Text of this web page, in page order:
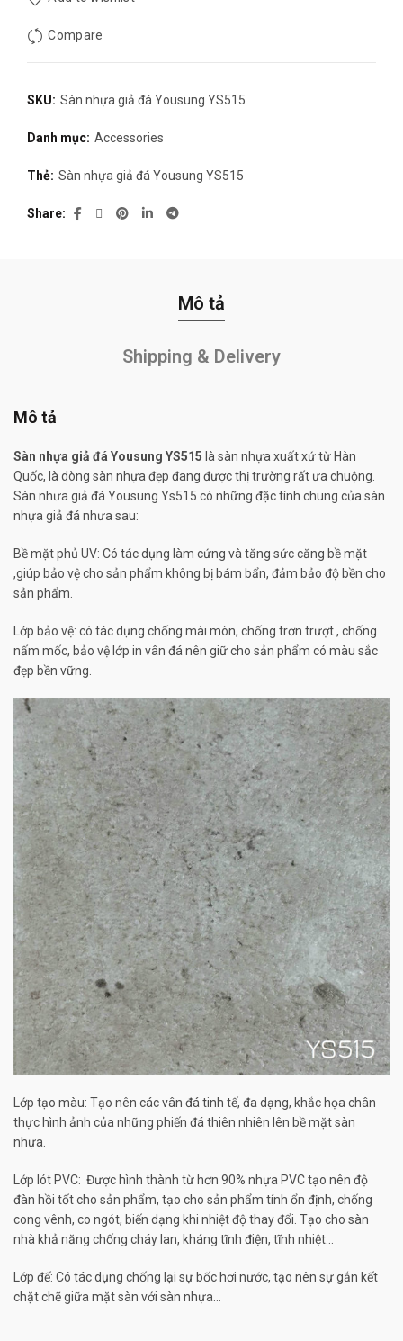
Compare
SKU: Sàn nhựa giả đá Yousung YS515
Danh mục: Accessories
Thẻ: Sàn nhựa giả đá Yousung YS515
Share
Mô tả
Shipping & Delivery
Mô tả
Sàn nhựa giả đá Yousung YS515 là sàn nhựa xuất xứ từ Hàn
Quốc, là dòng sàn nhựa đẹp đang được thị trường rất ưa chuộng.
Sàn nhưa giả đá Yousung Ys515 có những đặc tính chung của sàn
nhựa giả đá nhưa sau:
Bề mặt phủ UV: Có tác dụng làm cứng và tăng sức căng bề mặt
,giúp bảo vệ cho sản phẩm không bị bám bẩn, đảm bảo độ bền cho
sản phẩm.
Lớp bảo vệ: có tác dụng chống mài mòn, chống trơn trượt , chống
nấm mốc, bảo vệ lớp in vân đá nên giữ cho sản phẩm có màu sắc
đẹp bền vững.
Lớp tạo màu: Tạo nên các vân đá tinh tế, đa dạng, khắc họa chân
thực hình ảnh của những phiến đá thiên nhiên lên bề mặt sàn
nhựa.
Lớp lót PVC: Được hình thành từ hơn 90% nhựa PVC tạo nên độ
đàn hồi tốt cho sản phẩm, tạo cho sản phẩm tính ổn định, chống
cong vênh, co ngót, biến dạng khi nhiệt độ thay đổi. Tạo cho sàn
nhà khả năng chống cháy lan, kháng tĩnh điện, tĩnh nhiệt…
Lớp đế: Có tác dụng chống lại sự bốc hơi nước, tạo nên sự gắn kết
chặt chẽ giữa mặt sàn với sàn nhựa…